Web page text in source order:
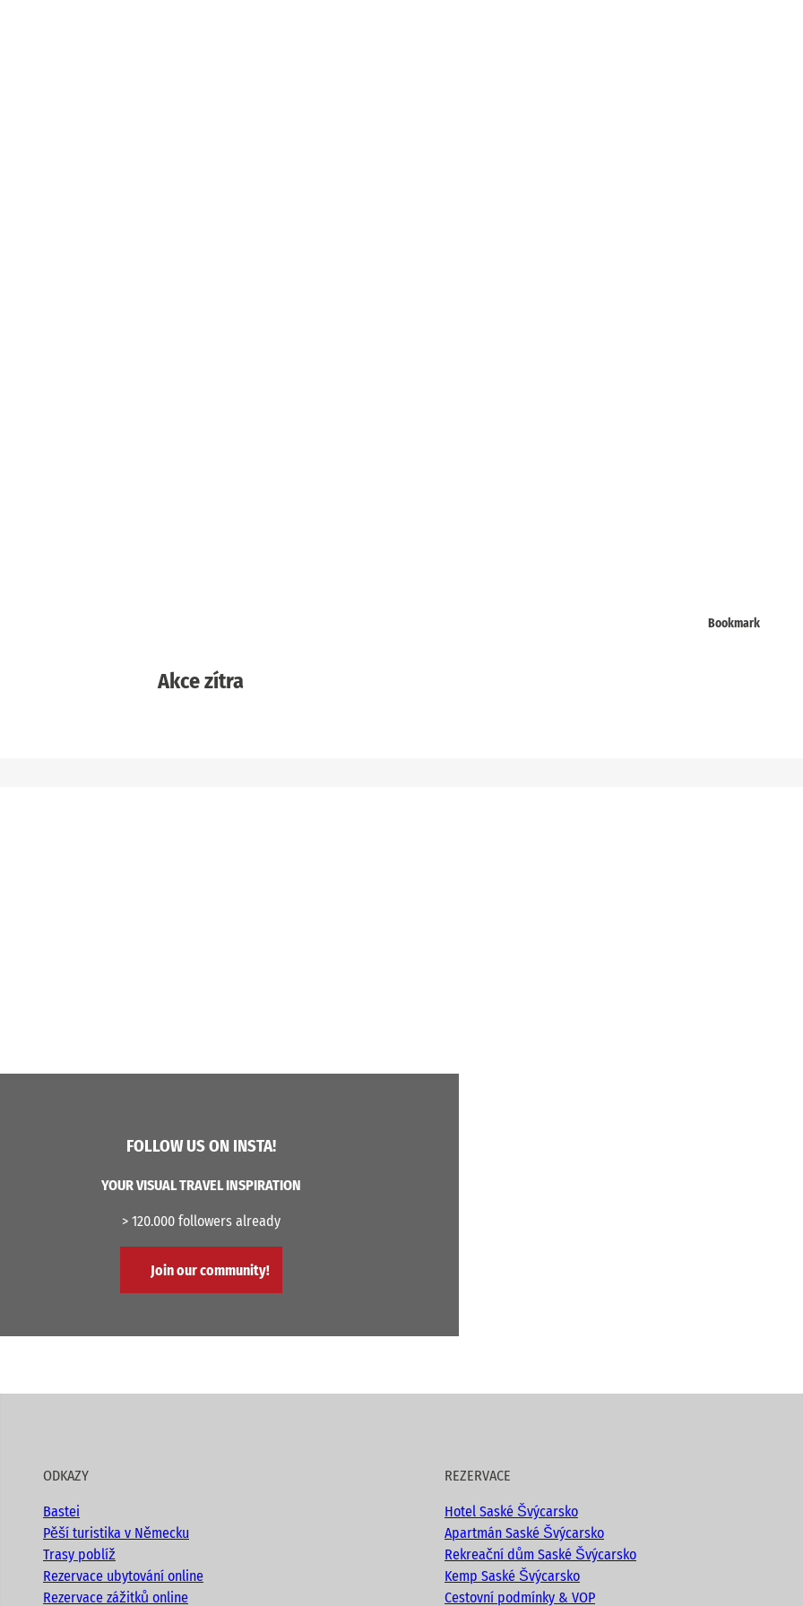
Bookmark
Akce zítra
FOLLOW US ON INSTA!
YOUR VISUAL TRAVEL INSPIRATION
> 120.000 followers already
Join our community!
ODKAZY
Bastei
Pěší turistika v Německu
Trasy poblíž
Rezervace ubytování online
Rezervace zážitků online
REZERVACE
Hotel Saské Švýcarsko
Apartmán Saské Švýcarsko
Rekreační dům Saské Švýcarsko
Kemp Saské Švýcarsko
Cestovní podmínky & VOP